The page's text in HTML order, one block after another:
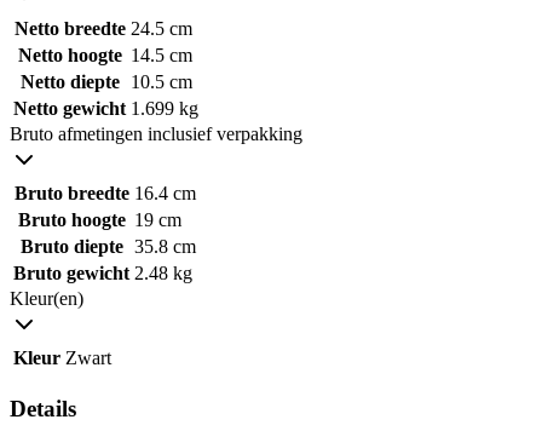
Netto breedte 24.5 cm
Netto hoogte 14.5 cm
Netto diepte
10.5 cm
Netto gewicht 1.699 kg
Bruto afmetingen inclusief verpakking
Bruto breedte 16.4 cm
Bruto hoogte 19 cm
Bruto diepte 35.8 cm
Bruto gewicht 2.48 kg
Kleur(en)
Kleur Zwart
Details